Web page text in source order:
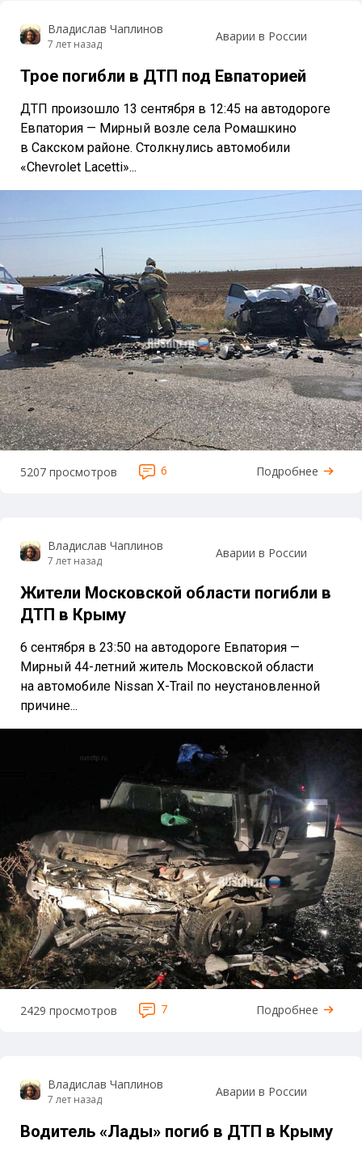
Владислав Чаплинов
7 лет назад Аварии в России
Трое погибли в ДТП под Евпаторией
ДТП произошло 13 сентября в 12:45 на автодороге
Евпатория — Мирный возле села Ромашкино
в Сакском районе. Столкнулись автомобили
«Chevrolet Lacetti»...
5207 просмотров 6 Подробнее
Владислав Чаплинов
7 лет назад Аварии в России
Жители Московской области погибли в
ДТП в Крыму
6 сентября в 23:50 на автодороге Евпатория —
Мирный 44-летний житель Московской области
на автомобиле Nissan X-Trail по неустановленной
причине...
2429 просмотров 7 Подробнее
Владислав Чаплинов
7 лет назад Аварии в России
Водитель «Лады» погиб в ДТП в Крыму